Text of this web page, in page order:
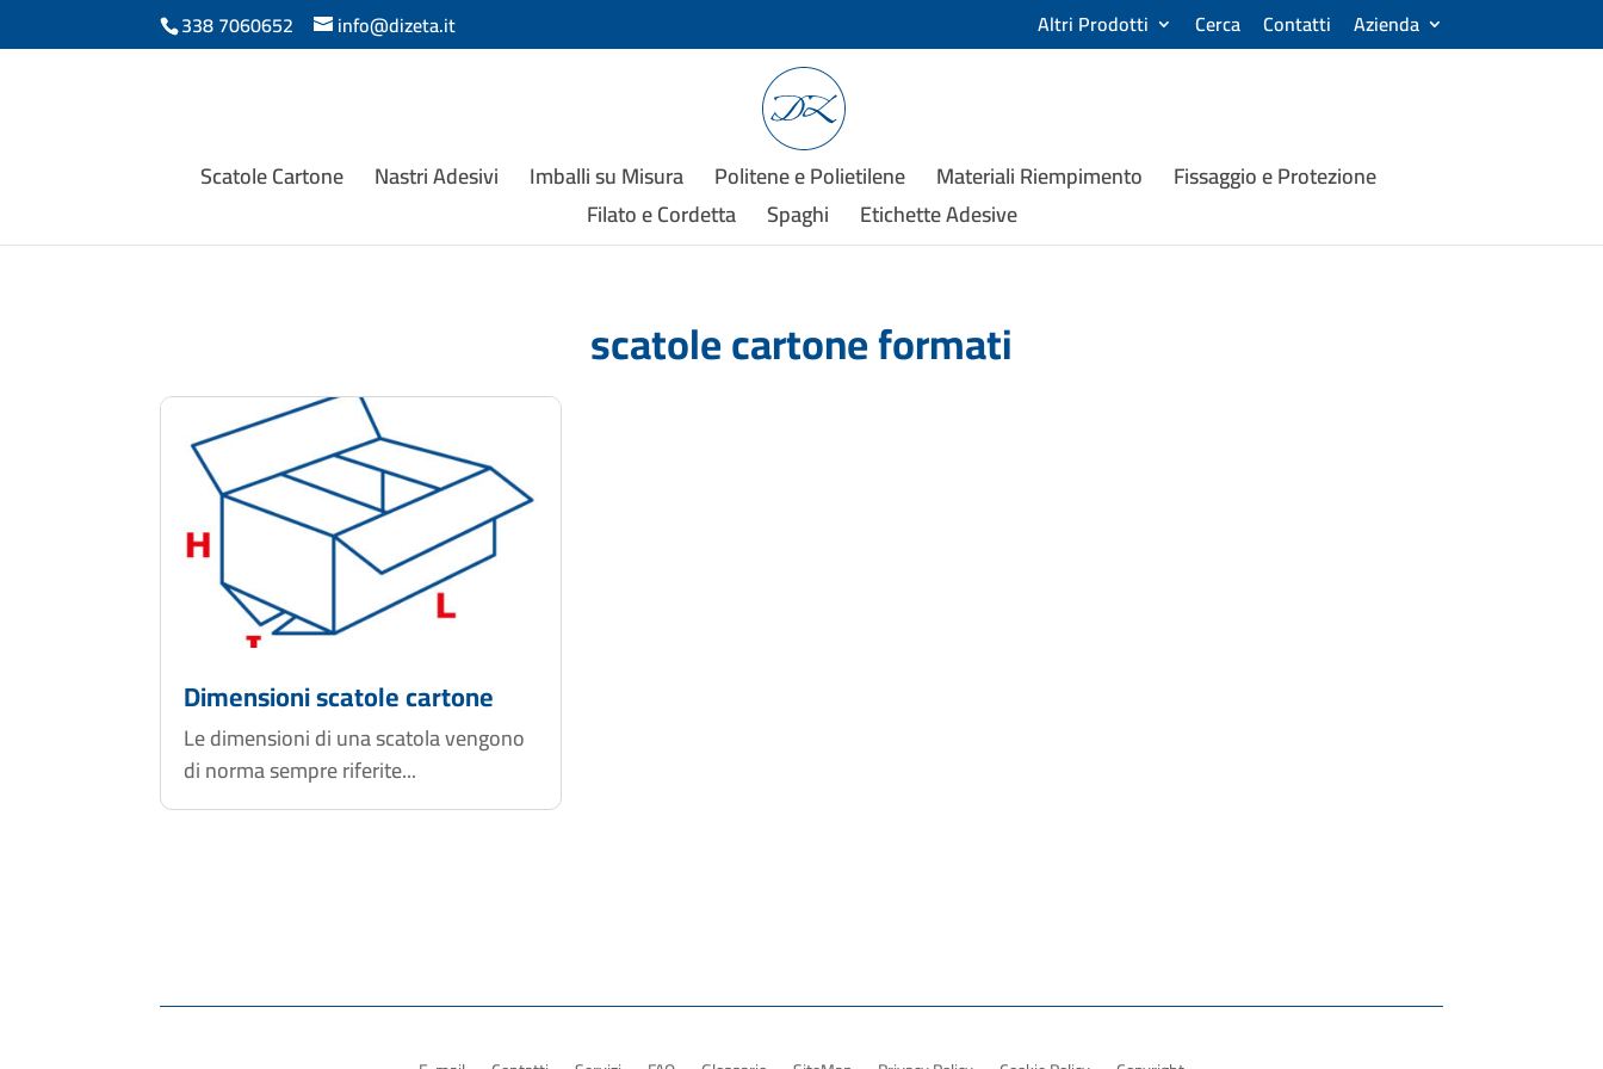
338 7060652 info@dizeta.it Altri Prodotti Cerca Contatti Azienda
Scatole Cartone Nastri Adesivi Imballi su Misura Politene e Polietilene Materiali Riempimento
Fissaggio e Protezione
Filato e Cordetta
Spaghi Etichette Adesive
scatole cartone formati
Dimensioni scatole cartone
Le dimensioni di una scatola vengono
di norma sempre riferite...